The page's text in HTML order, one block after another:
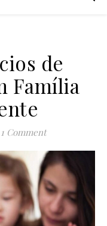
de
Família
1 Comment